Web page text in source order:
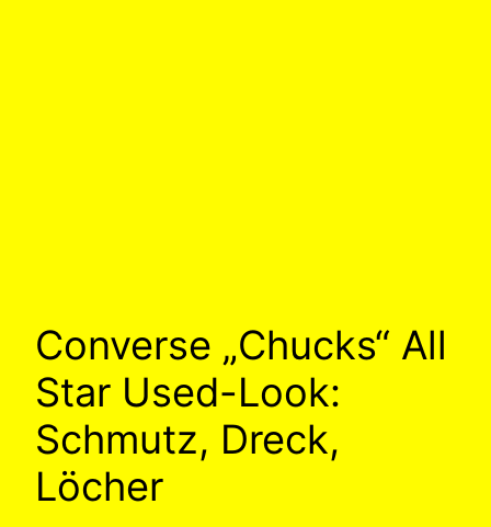
Converse „Chucks“ All
Star Used-Look:
Schmutz, Dreck,
Löcher